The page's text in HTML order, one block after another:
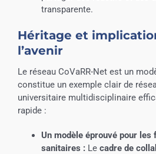
transparente.
Héritage et
l’avenir
Le réseau CoVaRR-Net est un
constitue un exemple clair de
universitaire multidisciplinaire
rapide :
Un modèle éprouvé pour les
sanitaires :Le cadre de